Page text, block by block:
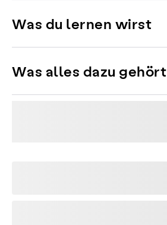
Was du lernen wirst
Was alles dazu gehört